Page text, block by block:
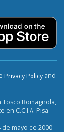
Privacy Policyand
Tosco Romagnola,
en C.C.I.A. Pisa
de mayo de 2000